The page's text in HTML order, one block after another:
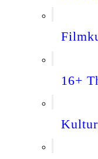
16+